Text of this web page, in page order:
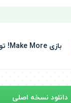
بازی Make More! توسط سپر امنیتی تایید شده
دانلود نسخه اصلی